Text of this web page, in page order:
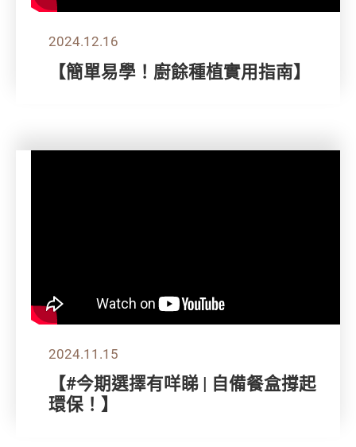
2024.12.16
【簡單易學！廚餘種植實用指南】
2024.11.15
【#今期選擇有咩睇 | 自備餐盒撐起
環保！】